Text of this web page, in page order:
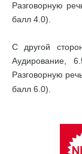
Разговорную
балл 4.0).
С другой
Аудирование,
Разговорную
балл 6.0).